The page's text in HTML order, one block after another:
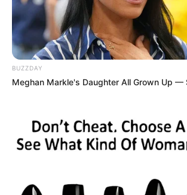
BUZZDAY
Meghan Markle's Daughter All Grown Up —